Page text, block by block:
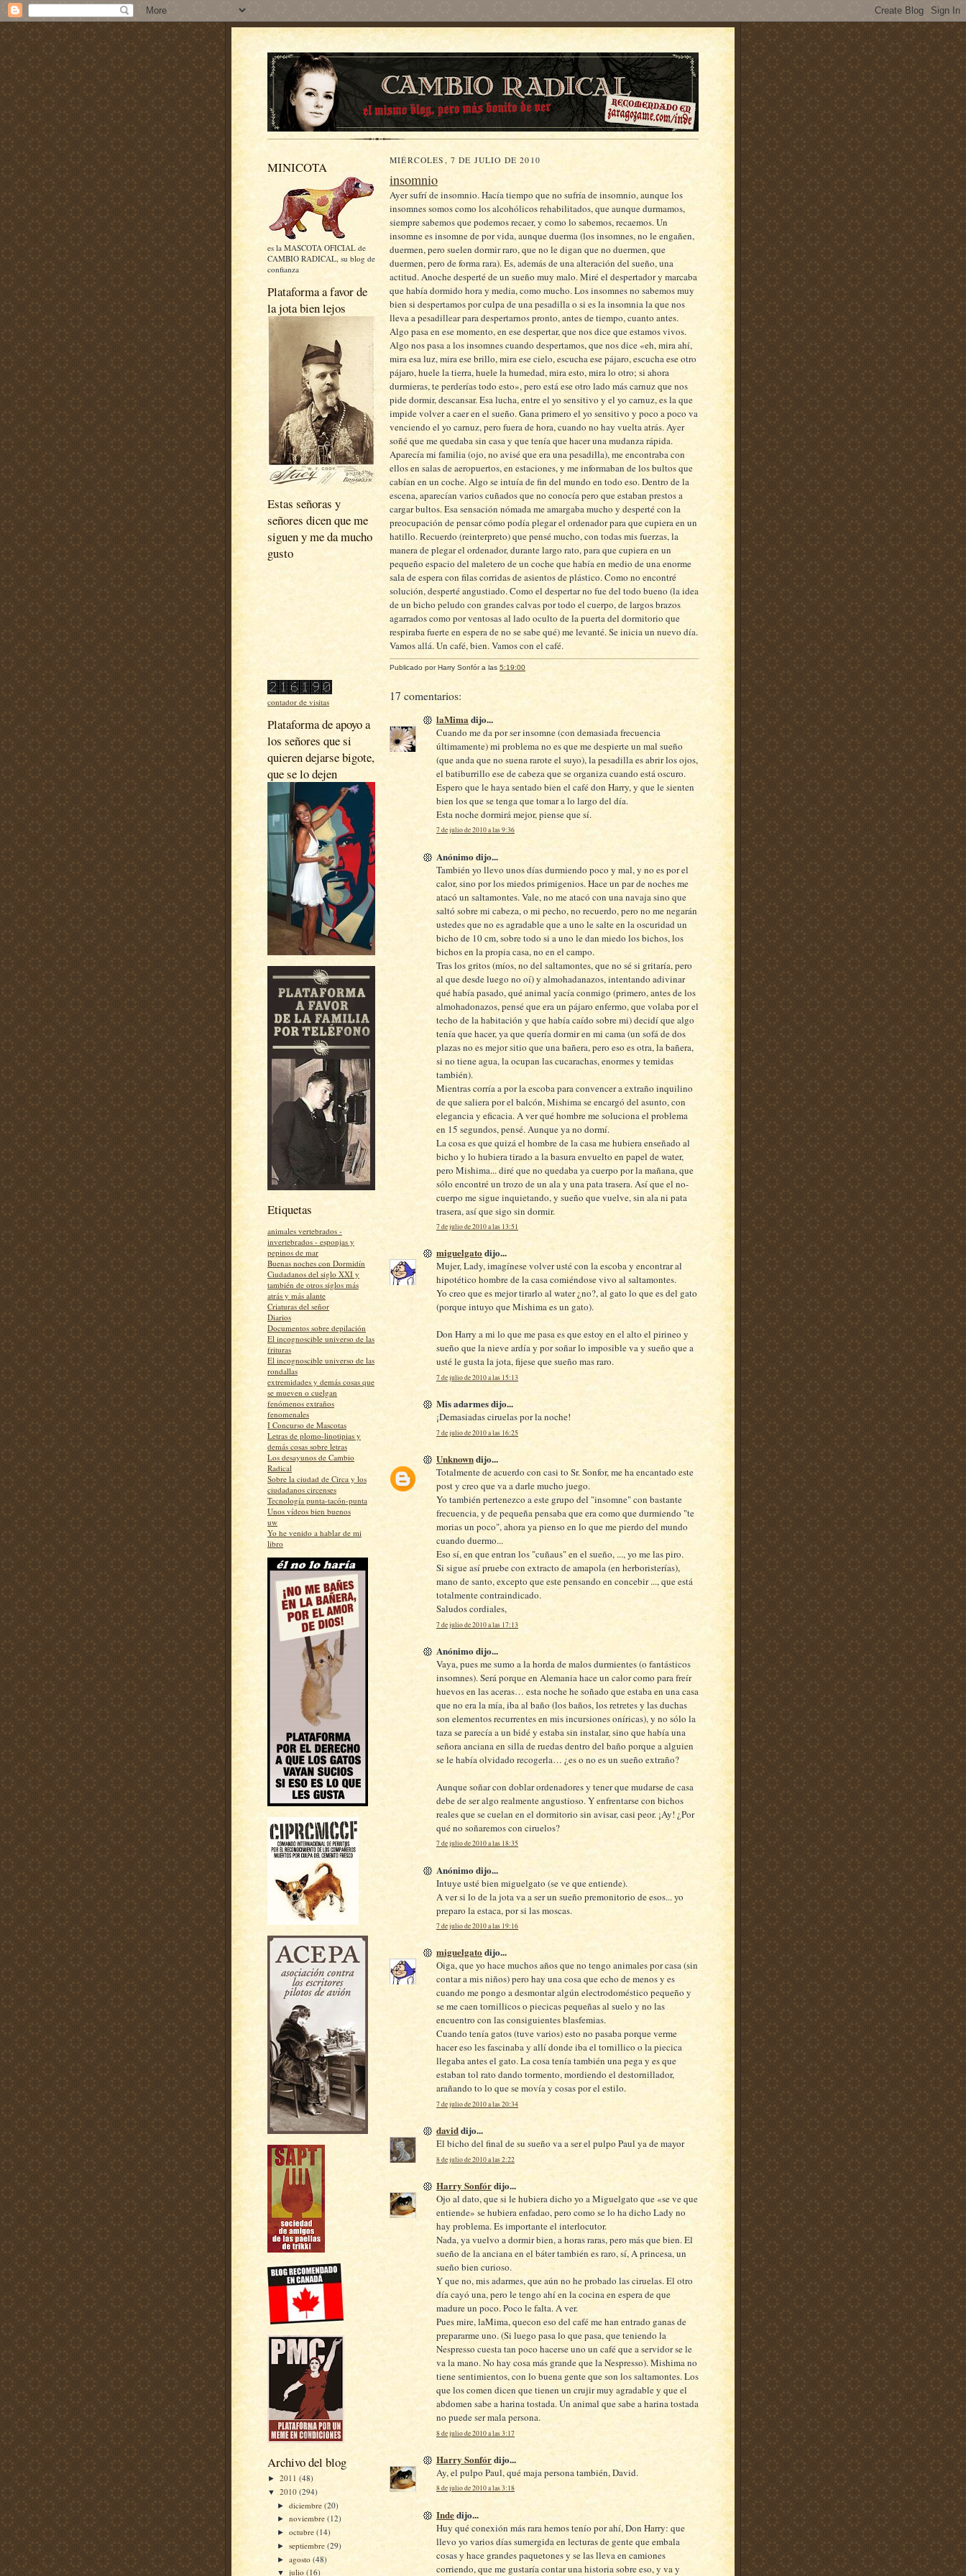
MINICOTA
es la MASCOTA OFICIAL de
CAMBIO RADICAL, su blog de
confianza
Plataforma a favor de
la jota bien lejos
Estas señoras y
señores dicen que me
siguen y me da mucho
gusto
contador de visitas
Plataforma de apoyo a
los señores que si
quieren dejarse bigote,
que se lo dejen
Etiquetas
animales vertebrados -
invertebrados - esponjas y
pepinos de mar
Buenas noches con Dormidín
Ciudadanos del siglo XXI y
también de otros siglos más
atrás y más alante
Criaturas del señor
Diarios
Documentos sobre depilación
El incognoscible universo de las
frituras
El incognoscible universo de las
rondallas
extremidades y demás cosas que
se mueven o cuelgan
fenómenos extraños
fenomenales
I Concurso de Mascotas
Letras de plomo-linotipias y
demás cosas sobre letras
Los desayunos de Cambio
Radical
Sobre la ciudad de Circa y los
ciudadanos circenses
Tecnología punta-tacón-punta
Unos vídeos bien buenos
uw
Yo he venido a hablar de mi
libro
Archivo del blog
► 2011 (48)
▼ 2010 (294)
►diciembre(20)
►noviembre(12)
►octubre(14)
►septiembre(29)
►agosto(48)
▼julio(16)
MIÉRCOLES, 7 DE JULIO DE 2010
insomnio
Ayer sufrí de insomnio. Hacía tiempo que no sufría de insomnio, aunque los
insomnes somos como los alcohólicosrehabilitados, que aunque durmamos,
siempre sabemos que podemos recaer, y como lo sabemos, recaemos. Un
insomne es insomne de por vida, aunque duerma (los insomnes, no le engañen,
duermen, pero suelen dormir raro, que no le digan que no duermen, que
duermen, pero de forma rara). Es, además de una alteración del sueño, una
actitud. Anoche desperté de un sueño muy malo. Miré el despertador y marcaba
que había dormido hora y media, como mucho. Los insomnes no sabemos muy
bien si despertamos por culpa de una pesadilla o si es lainsomniala que nos
lleva apesadillearpara despertarnos pronto, antes de tiempo, cuanto antes.
Algo pasa en ese momento, en ese despertar, que nos dice que estamos vivos.
Algo nos pasa a los insomnes cuando despertamos, que nos dice «eh, mira ahí,
mira esa luz, mira ese brillo, mira ese cielo, escucha ese pájaro, escucha ese otro
pájaro, huele la tierra, huele la humedad, mira esto, mira lo otro; si ahora
durmieras, te perderías todo esto», pero está ese otro lado máscarnuzque nos
pide dormir, descansar. Esa lucha, entre el yo sensitivo y el yo carnuz, es la que
impide volver a caer en el sueño. Gana primero el yo sensitivo y poco a poco va
venciendo el yo carnuz, pero fuera de hora, cuando no hay vuelta atrás. Ayer
soñé que me quedaba sin casa y que tenía que hacer una mudanza rápida.
Aparecía mi familia (ojo, no avisé que era una pesadilla), me encontraba con
ellos en salas de aeropuertos, en estaciones, y me informaban de los bultos que
cabían en un coche. Algo se intuía de fin del mundo en todo eso. Dentro de la
escena, aparecían varios cuñados que no conocía pero que estaban prestos a
cargar bultos. Esa sensación nómada me amargaba mucho y desperté con la
preocupación de pensar cómo podía plegar el ordenador para que cupiera en un
hatillo. Recuerdo (reinterpreto) que pensé mucho, con todas mis fuerzas, la
manera de plegar el ordenador, durante largo rato, para que cupiera en un
pequeño espacio del maletero de un coche que había en medio de una enorme
sala de espera con filas corridas de asientos de plástico. Como no encontré
solución, desperté angustiado. Como el despertar no fue del todo bueno (la idea
de un bicho peludo con grandes calvas por todo el cuerpo, de largos brazos
agarrados como por ventosas al lado oculto de la puerta del dormitorio que
respiraba fuerte en espera de no se sabe qué) me levanté. Se inicia un nuevo día.
Vamos allá. Un café, bien. Vamos con el café.
Publicado porHarry Sonfór a las 5:19:00
17 comentarios:
laMima dijo...
Cuando me da por ser insomne (con demasiada frecuencia
últimamente) mi problema no es que me despierte un mal sueño
(que anda que no suena rarote el suyo), la pesadilla es abrir los ojos,
el batiburrillo ese de cabeza que se organiza cuando está oscuro.
Espero que le haya sentado bien el café don Harry, y que le sienten
bien los que se tenga que tomar a lo largo del día.
Esta noche dormirá mejor, piense que sí.
7 de julio de 2010 a las 9:36
Anónimo dijo...
También yo llevo unos días durmiendo poco y mal, y no es por el
calor, sino por los miedos primigenios. Hace un par de noches me
atacó un saltamontes. Vale, no me atacó con una navaja sino que
saltó sobre mi cabeza, o mi pecho, no recuerdo, pero no me negarán
ustedes que no es agradable que a uno le salte en la oscuridad un
bicho de 10 cm, sobre todo si a uno le dan miedo los bichos, los
bichos en la propia casa, no en el campo.
Tras los gritos (míos, no del saltamontes, que no sé si gritaría, pero
al que desde luego no oí) y almohadanazos, intentando adivinar
qué había pasado, qué animal yacía conmigo (primero, antes de los
almohadonazos, pensé que era un pájaro enfermo, que volaba por el
techo de la habitación y que había caído sobre mi) decidí que algo
tenía que hacer, ya que quería dormir en mi cama (un sofá de dos
plazas no es mejor sitio que una bañera, pero eso es otra, la bañera,
si no tiene agua, la ocupan las cucarachas, enormes y temidas
también).
Mientras corría a por la escoba para convencer a extraño inquilino
de que saliera por el balcón, Mishima se encargó del asunto, con
elegancia y eficacia. A ver qué hombre me soluciona el problema
en 15 segundos, pensé. Aunque ya no dormí.
La cosa es que quizá el hombre de la casa me hubiera enseñado al
bicho y lo hubiera tirado a la basura envuelto en papel de water,
pero Mishima... diré que no quedaba ya cuerpo por la mañana, que
sólo encontré un trozo de un ala y una pata trasera. Así que el no-
cuerpo me sigue inquietando, y sueño que vuelve, sin ala ni pata
trasera, así que sigo sin dormir.
7 de julio de 2010 a las 13:51
miguelgatodijo...
Mujer, Lady, imagínese volver usté con la escoba y encontrar al
hipotético hombre de la casa comiéndose vivo al saltamontes.
Yo creo que es mejor tirarlo al water ¿no?, al gato lo que es del gato
(porque intuyo que Mishima es un gato).
Don Harry a mi lo que me pasa es que estoy en el alto el pirineo y
sueño que la nieve ardía y por soñar lo imposible va y sueño que a
usté le gusta la jota, fijese que sueño mas raro.
7 de julio de 2010 a las 15:13
Mis adarmes dijo...
¡Demasiadas ciruelas por la noche!
7 de julio de 2010 a las 16:25
Unknowndijo...
Totalmente de acuerdo con casi to Sr. Sonfor, me ha encantado este
post y creo que va a darle mucho juego.
Yo también pertenezco a este grupo del "insomne" con bastante
frecuencia, y de pequeña pensaba que era como que durmiendo "te
morias un poco", ahora ya pienso en lo que me pierdo del mundo
cuando duermo...
Eso sí, en que entran los "cuñaus" en el sueño, ..., yo me las piro.
Si sigue así pruebe con extracto de amapola (en herboristerías),
mano de santo, excepto que este pensando en concebir ..., que está
totalmente contraindicado.
Saludos cordiales,
7 de julio de 2010 a las 17:13
Anónimo dijo...
Vaya, pues me sumo a la horda de malos durmientes (o fantásticos
insomnes). Será porque en Alemania hace un calor como para freír
huevos en las aceras… esta noche he soñado que estaba en una casa
que no era la mía, iba al baño (los baños, los retretes y las duchas
son elementos recurrentes en mis incursiones oníricas), y no sólo la
taza se parecía a un bidé y estaba sin instalar, sino que había una
señora anciana en silla de ruedas dentro del baño porque a alguien
se le había olvidado recogerla… ¿es o no es un sueño extraño?
Aunque soñar con doblar ordenadores y tener que mudarse de casa
debe de ser algo realmente angustioso. Y enfrentarse con bichos
reales que se cuelan en el dormitorio sin avisar, casi peor. ¡Ay! ¿Por
qué no soñaremos con ciruelos?
7 de julio de 2010 a las 18:35
Anónimo dijo...
Intuye usté bien miguelgato (se ve que entiende).
A ver si lo de la jota va a ser un sueño premonitorio de esos... yo
preparo la estaca, por si las moscas.
7 de julio de 2010 a las 19:16
miguelgato dijo...
Oiga, que yo hace muchos años que no tengo animales por casa (sin
contar a mis niños) pero hay una cosa que echo de menos y es
cuando me pongo a desmontar algún electrodoméstico pequeño y
se me caen tornillicos o piecicas pequeñas al suelo y no las
encuentro con las consiguientes blasfemias.
Cuando tenía gatos (tuve varios) esto no pasaba porque verme
hacer eso les fascinaba y allí donde iba el tornillico o la piecica
llegaba antes el gato. La cosa tenía también una pega y es que
estaban tol rato dando tormento, mordiendo el destornillador,
arañando to lo que se movía y cosas por el estilo.
7 de julio de 2010 a las 20:34
daviddijo...
El bicho del final de su sueño va a ser el pulpo Paul ya de mayor
8 de julio de 2010 a las 2:22
Harry Sonfórdijo...
Ojo al dato, que si le hubiera dicho yo a Miguelgato que «se ve que
entiende» se hubiera enfadao, pero como se lo ha dicho Lady no
hay problema. Es importante el interlocutor.
Nada, ya vuelvo a dormir bien, a horas raras, pero más que bien. El
sueño de la anciana en el báter también es raro, sí, A princesa, un
sueño bien curioso.
Y que no, mis adarmes, que aún no he probado las ciruelas. El otro
día cayó una, pero le tengo ahí en la cocina en espera de que
madure un poco. Poco le falta. A ver.
Pues mire, laMima, quecon eso del café me han entrado ganas de
prepararme uno. (Si luego pasa lo que pasa, que teniendo la
Nespresso cuesta tan poco hacerse uno un café que a servidor se le
va la mano. No hay cosa más grande que la Nespresso). Mishima no
tiene sentimientos, con lo buena gente que son los saltamontes. Los
que los comen dicen que tienen un crujir muy agradable y que el
abdomen sabe a harina tostada. Un animal que sabe a harina tostada
no puede ser mala persona.
8 de julio de 2010 a las 3:17
Harry Sonfórdijo...
Ay, el pulpo Paul, qué maja persona también, David.
8 de julio de 2010 a las 3:18
Indedijo...
Huy qué conexión más rara hemos tenío por ahí, Don Harry: que
llevo yo varios días sumergida en lecturas de gente que embala
cosas y hace grandes paquetones y se las lleva en camiones
corriendo, que me gustaría contar una historia sobre eso, y va y